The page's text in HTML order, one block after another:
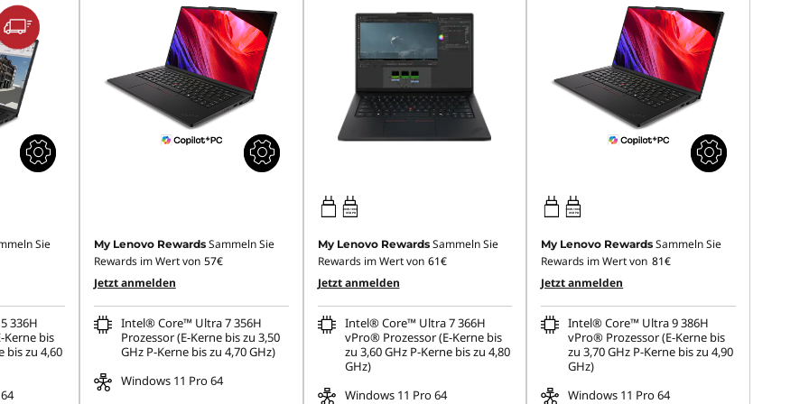
Sie
336H
Kerne bis
bis zu 4,60
My Lenovo Rewards Sammeln Sie
Rewards im Wert von 57€
Jetzt anmelden
Intel® Core™ Ultra 7 356H
Prozessor (E-Kerne bis zu 3,50
GHz P-Kerne bis zu 4,70 GHz)
Windows 11 Pro 64
100W-100W
USB PD
My Lenovo Rewards Sammeln Sie
Rewards im Wert von 61€
Jetzt anmelden
Intel® Core™ Ultra 7 366H
vPro® Prozessor (E-Kerne bis
zu 3,60 GHz P-Kerne bis zu 4,80
GHz)
Windows 11 Pro 64
100W-100W
USB PD
My Lenovo Rewards Sammeln Sie
Rewards im Wert von 81€
Jetzt anmelden
Intel® Core™ Ultra 9 386H
vPro® Prozessor (E-Kerne bis
zu 3,70 GHz P-Kerne bis zu 4,90
GHz)
Windows 11 Pro 64